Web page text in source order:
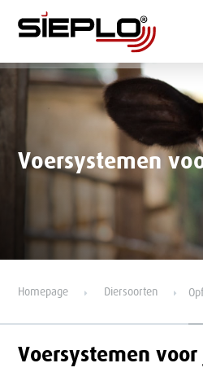
Voersystemen
Homepage Diersoorten
Voersystemen